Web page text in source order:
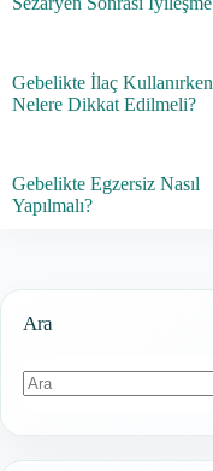
Gebelikte İlaç Kullanırken
Nelere Dikkat Edilmeli?
Gebelikte Egzersiz Nasıl
Yapılmalı?
Ara